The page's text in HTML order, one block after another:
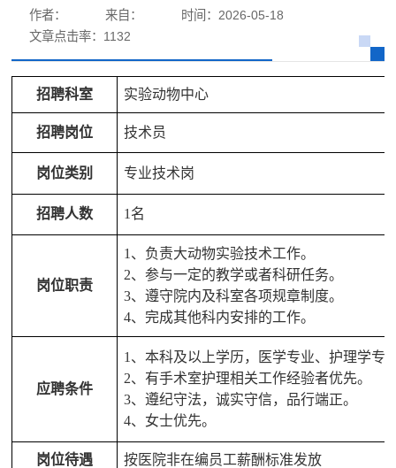
作者： 来自：
时间：2026-05-18
文章点击率： 1132
招聘科室 实验动物中心
招聘岗位 技术员
岗位类别 专业技术岗
招聘人数 1名
岗位职责
1、负责大动物实验技术工作。
2、参与一定的教学或者科研任务。
3、遵守院内及科室各项规章制度。
4、完成其他科内安排的工作。
应聘条件
1、本科及以上学历，医学专业、护理学专
2、有手术室护理相关工作经验者优先。
3、遵纪守法，诚实守信，品行端正。
4、女士优先。
岗位待遇 按医院非在编员工薪酬标准发放